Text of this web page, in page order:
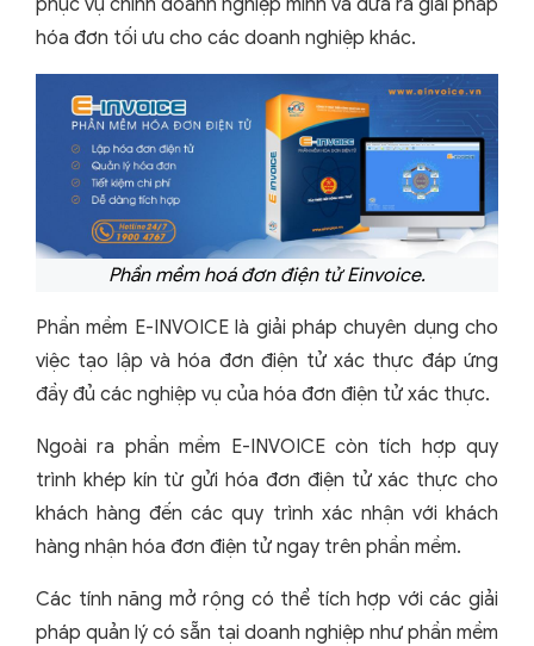
hóa đơn tối ưu cho các doanh nghiệp khác.
Phần mềm hoá đơn điện tử Einvoice.
Phần mềm E-INVOICE là giải pháp chuyên dụng cho
việc tạo lập và hóa đơn điện tử xác thực đáp ứng
đầy đủ các nghiệp vụ của hóa đơn điện tử xác thực.
Ngoài ra phần mềm E-INVOICE còn tích hợp quy
trình khép kín từ gửi hóa đơn điện tử xác thực cho
khách hàng đến các quy trình xác nhận với khách
hàng nhận hóa đơn điện tử ngay trên phần mềm.
Các tính năng mở rộng có thể tích hợp với các giải
pháp quản lý có sẵn tại doanh nghiệp như phần mềm